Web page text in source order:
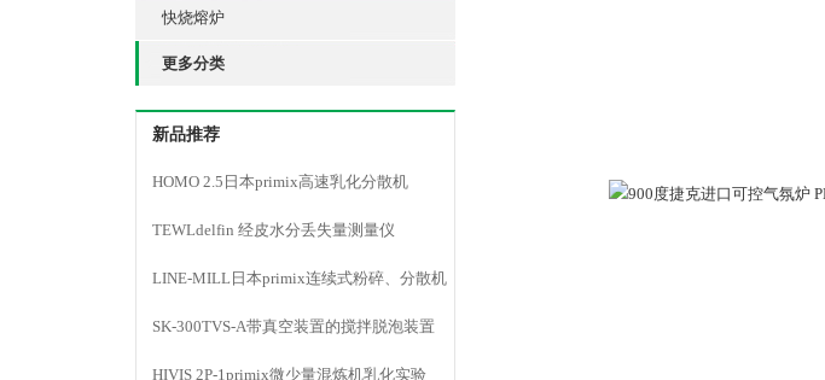
快烧熔炉
更多分类
新品推荐
HOMO 2.5日本primix高速乳化分散机
TEWLdelfin 经皮水分丢失量测量仪
LINE-MILL日本primix连续式粉碎、分散机
LINE MILL
SK-300TVS-A带真空装置的搅拌脱泡装置
HIVIS 2P-1primix微少量混炼机乳化实验